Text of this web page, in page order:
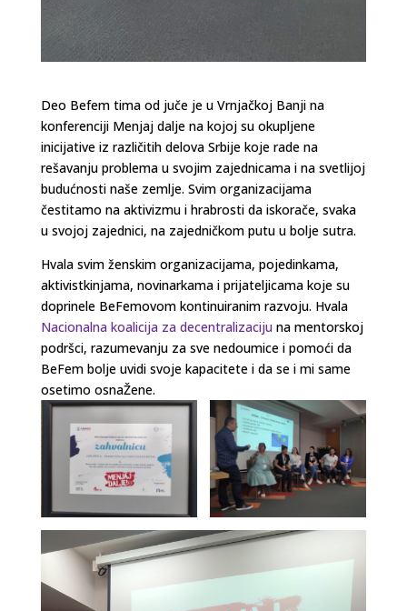
Deo Befem tima od juče je u Vrnjačkoj Banji na
konferenciji Menjaj dalje na kojoj su okupljene
inicijative iz različitih delova Srbije koje rade na
rešavanju problema u svojim zajednicama i na svetlijoj
budućnosti naše zemlje. Svim organizacijama
čestitamo na aktivizmu i hrabrosti da iskorače, svaka
u svojoj zajednici, na zajedničkom putu u bolje sutra.
Hvala svim ženskim organizacijama, pojedinkama,
aktivistkinjama, novinarkama i prijateljicama koje su
doprinele BeFemovom kontinuiranim razvoju. Hvala
Nacionalna koalicija za decentralizaciju na mentorskoj
podršci, razumevanju za sve nedoumice i pomoći da
BeFem bolje uvidi svoje kapacitete i da se i mi same
osetimo osnaŽene.